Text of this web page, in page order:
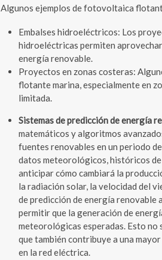
Algunos ejemplos de fotovoltaica
Embalses hidroeléctricos: Los
hidroeléctricas permiten
energía renovable.
Proyectos en zonas costeras:
flotante marina, especialmente en
limitada.
Sistemas de predicción de energía
matemáticos y algoritmos
fuentes renovables en un periodo
datos meteorológicos, históricos
anticipar cómo cambiará la
la radiación solar, la velocidad del
de predicción de energía renovable
permitir que la generación de
meteorológicas esperadas. Esto
que también contribuye a una
en la red eléctrica.